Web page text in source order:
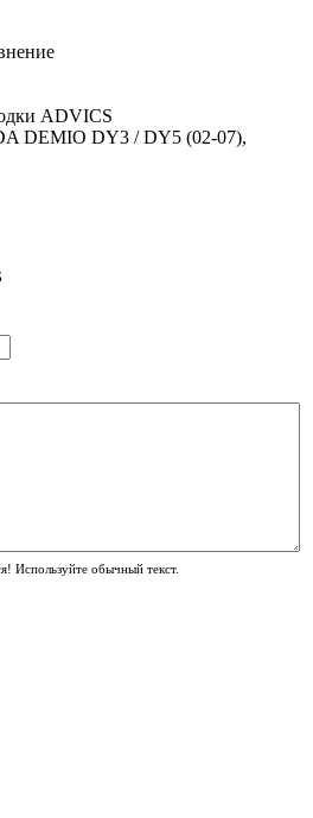
ADVICS
DEMIO DY3 / DY5 (02-07),
Используйте обычный текст.